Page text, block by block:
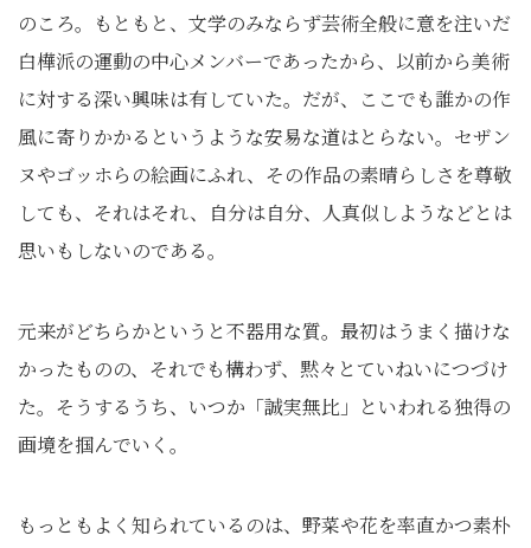
のころ。もともと、文学のみならず芸術全般に意を注いだ
白樺派の運動の中心メンバーであったから、以前から美術
に対する深い興味は有していた。だが、ここでも誰かの作
風に寄りかかるというような安易な道はとらない。セザン
ヌやゴッホらの絵画にふれ、その作品の素晴らしさを尊敬
しても、それはそれ、自分は自分、人真似しようなどとは
思いもしないのである。
元来がどちらかというと不器用な質。最初はうまく描けな
かったものの、それでも構わず、黙々とていねいにつづけ
た。そうするうち、いつか「誠実無比」といわれる独得の
画境を掴んでいく。
もっともよく知られているのは、野菜や花を率直かつ素朴